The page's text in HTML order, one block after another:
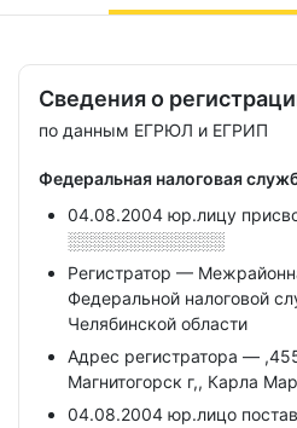
Сведения о
по данным ЕГРЮЛ и ЕГРИП
Федеральная налоговая
04.08.2004 юр.лицу
░░░░░░░░░░░░░
Регистратор —
Федеральной налоговой
Челябинской области
Адрес регистратора —
Магнитогорск г,, Карла
04.08.2004 юр.лицо